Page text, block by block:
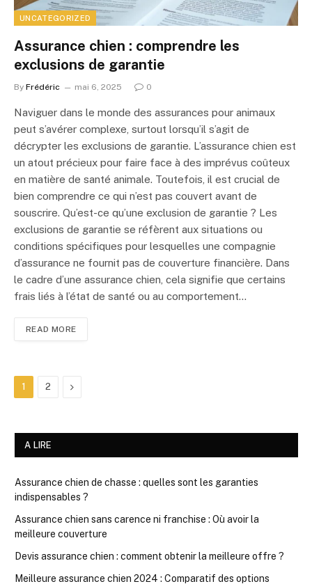
UNCATEGORIZED
Assurance chien : comprendre les
exclusions de garantie
By Frédéric mai 6, 2025 0
Naviguer dans le monde des assurances pour animaux
peut s’avérer complexe, surtout lorsqu’il s’agit de
décrypter les exclusions de garantie. L’assurance chien est
un atout précieux pour faire face à des imprévus coûteux
en matière de santé animale. Toutefois, il est crucial de
bien comprendre ce qui n’est pas couvert avant de
souscrire. Qu’est-ce qu’une exclusion de garantie ? Les
exclusions de garantie se réfèrent aux situations ou
conditions spécifiques pour lesquelles une compagnie
d’assurance ne fournit pas de couverture financière. Dans
le cadre d’une assurance chien, cela signifie que certains
frais liés à l’état de santé ou au comportement…
READ MORE
1 2 Next
A LIRE
Assurance chien de chasse : quelles sont les garanties
indispensables ?
Assurance chien sans carence ni franchise : Où avoir la
meilleure couverture
Devis assurance chien : comment obtenir la meilleure offre ?
Meilleure assurance chien 2024 : Comparatif des options